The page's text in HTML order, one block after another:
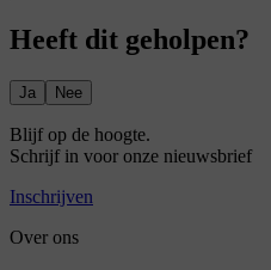
Heeft dit geholpen?
Ja Nee